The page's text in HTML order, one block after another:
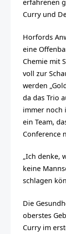
erfahrenen
Curry und
Horfords
eine
Chemie mit
voll zur
werden
da das Trio
immer noch
ein Team,
Conference
„Ich denke,
keine
schlagen
Die
oberstes
Curry im